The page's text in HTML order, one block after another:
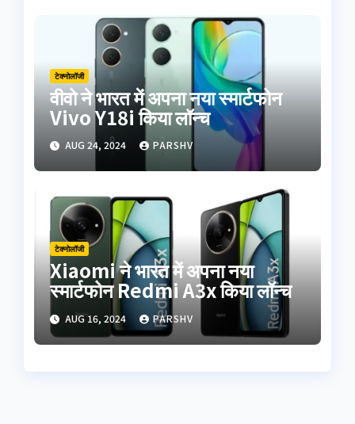
टेक्नोलॉजी
वीवो ने भारत में अपना नया स्मार्टफोन
Vivo Y18i किया लॉन्च
AUG 24, 2024 PARSHV
टेक्नोलॉजी
Xiaomi ने भारत में अपना नया
स्मार्टफोन Redmi A3x किया लॉन्च
AUG 16, 2024 PARSHV